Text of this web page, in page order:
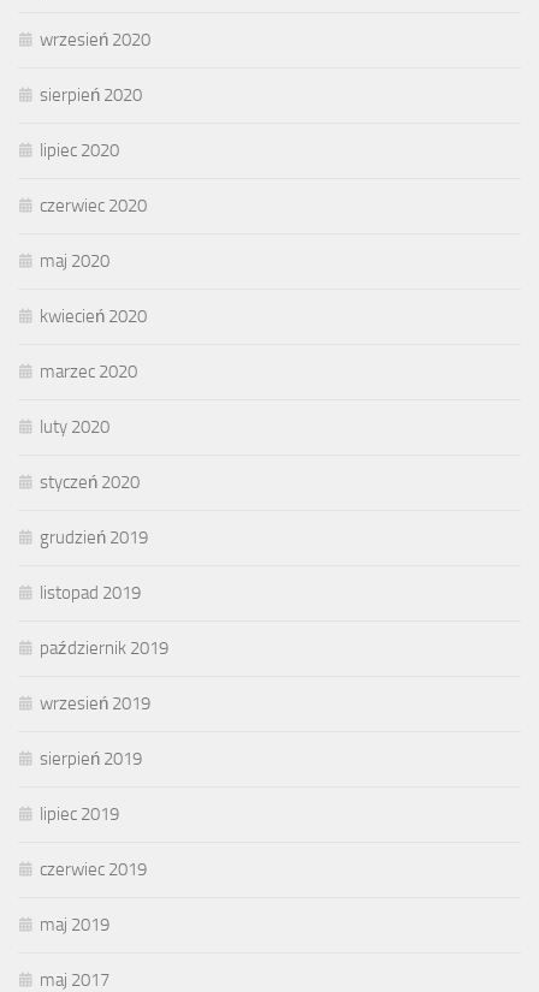
wrzesień 2020
sierpień 2020
lipiec 2020
czerwiec 2020
maj 2020
kwiecień 2020
marzec 2020
luty 2020
styczeń 2020
grudzień 2019
listopad 2019
październik 2019
wrzesień 2019
sierpień 2019
lipiec 2019
czerwiec 2019
maj 2019
maj 2017